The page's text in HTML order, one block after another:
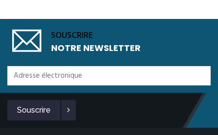
SOUSCRIRE
NOTRE NEWSLETTER
Souscrire